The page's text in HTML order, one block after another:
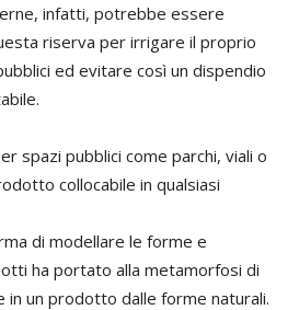
infatti, potrebbe essere
riserva per irrigare il proprio
ed evitare così un dispendio
spazi pubblici come parchi, viali o
collocabile in qualsiasi
di modellare le forme e
ha portato alla metamorfosi di
in un prodotto dalle forme naturali.